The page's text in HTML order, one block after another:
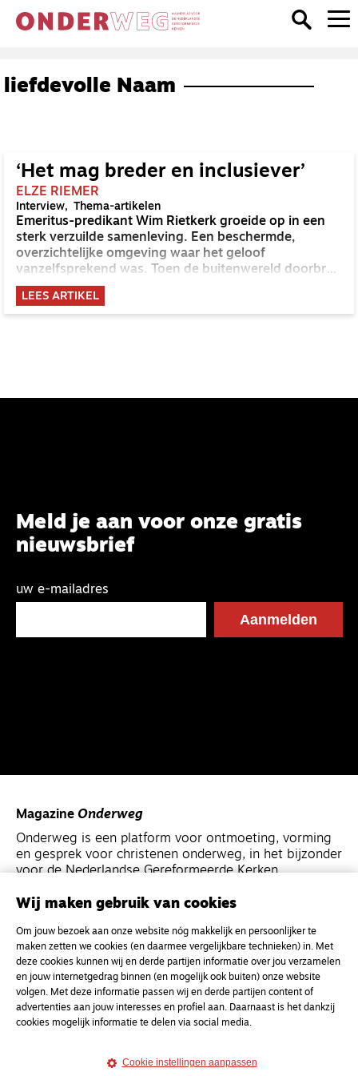
liefdevolle Naam
‘Het mag breder en inclusiever’
ELZE RIEMER
Interview Thema-artikelen
Emeritus-predikant Wim Rietkerk groeide op in een
sterk verzuilde samenleving. Een beschermde,
overzichtelijke omgeving waar het geloof
vanzelfsprekend was. Toen de buitenwereld doorbrak
in zijn leven, was hij uit het lood geslagen.
LEES ARTIKEL
Meld je aan voor onze gratis
nieuwsbrief
uw e-mailadres
Magazine Onderweg
Onderweg is een platform voor ontmoeting, vorming
en gesprek voor christenen onderweg, in het bijzonder
voor de Nederlandse Gereformeerde Kerken.
Magazine
Onderweg
Kvk-nummer 33277063
NL46 INGB 0117 5827 86
info@onderwegonline.nl
Wij maken gebruik van cookies
Om jouw bezoek aan onze website nóg makkelijk en persoonlijker te
maken zetten we cookies (en daarmee vergelijkbare technieken) in. Met
deze cookies kunnen wij en derde partijen informatie over jou verzamelen
en jouw internetgedrag binnen (en mogelijk ook buiten) onze website
volgen. Met deze informatie passen wij en derde partijen content of
advertenties aan jouw interesses en profiel aan. Daarnaast is het dankzij
cookies mogelijk informatie te delen via social media.
Cookie instellingen aanpassen